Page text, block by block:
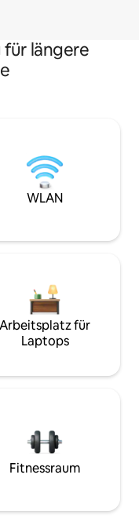
längere
WLAN
Arbeitsplatz für
Laptops
Fitnessraum